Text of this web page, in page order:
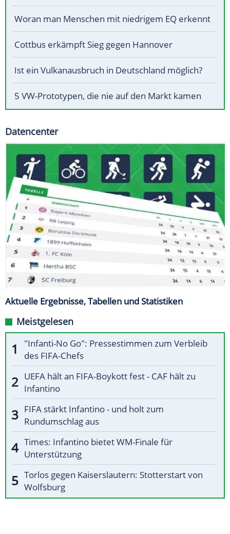
Woran man Menschen mit niedrigem EQ erkennt
Cottbus erkämpft Sieg gegen Hannover
Ist ein Vulkanausbruch in Deutschland möglich?
5 VW-Prototypen, die nie auf den Markt kamen
Datencenter
Aktuelle Ergebnisse, Tabellen und Statistiken
Meistgelesen
"Infanti-No Go": Pressestimmen zum Verbleib
des FIFA-Chefs
UEFA hält an FIFA-Boykott fest - CAF hält zu
Infantino
FIFA stärkt Infantino - und holt zum
Rundumschlag aus
Times: Infantino bietet WM-Finale für
Unterstützung
Torlos gegen Kaiserslautern: Stotterstart von
Wolfsburg